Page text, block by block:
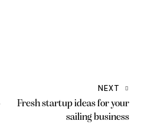
NEXT
Fresh startup ideas for your
sailing business